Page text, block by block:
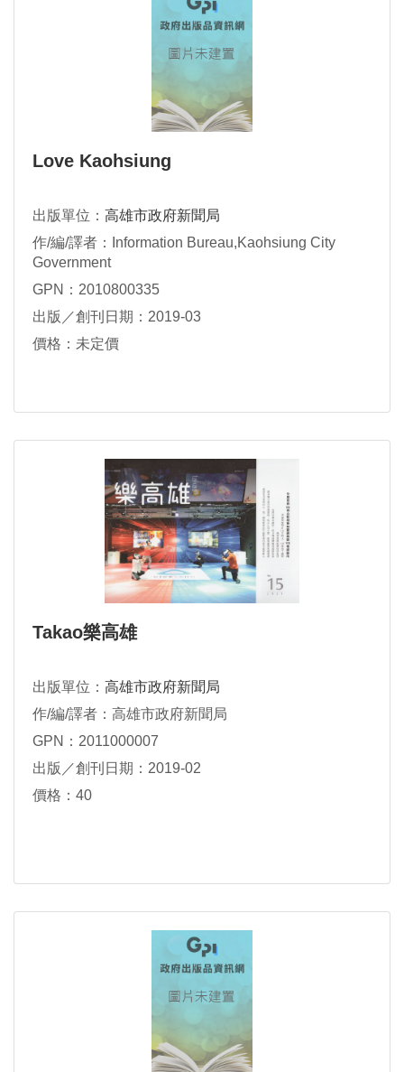
Love Kaohsiung
出版單位： 高雄市政府新聞局
作/編/譯者：Information Bureau,Kaohsiung City
Government
GPN：2010800335
出版／創刊日期：2019-03
價格：未定價
Takao樂高雄
出版單位： 高雄市政府新聞局
作/編/譯者：高雄市政府新聞局
GPN：2011000007
出版／創刊日期：2019-02
價格：40